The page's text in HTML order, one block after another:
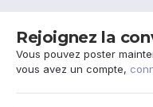
Rejoignez la
Vous pouvez poster
vous avez un compte,